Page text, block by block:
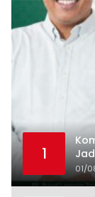
1
01/